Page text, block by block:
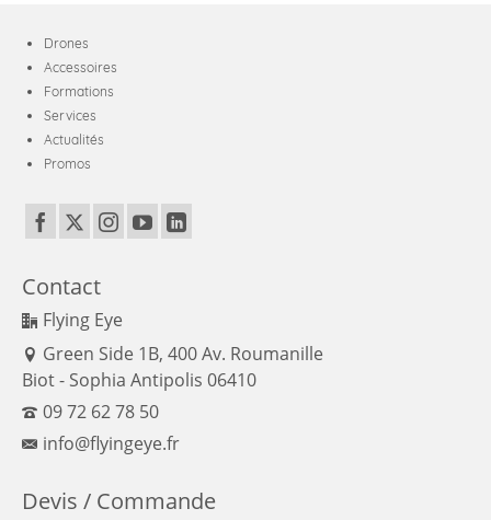
Drones
Accessoires
Formations
Services
Actualités
Promos
Contact
Flying Eye
Green Side 1B, 400 Av. Roumanille
Biot - Sophia Antipolis 06410
09 72 62 78 50
info@flyingeye.fr
Devis / Commande